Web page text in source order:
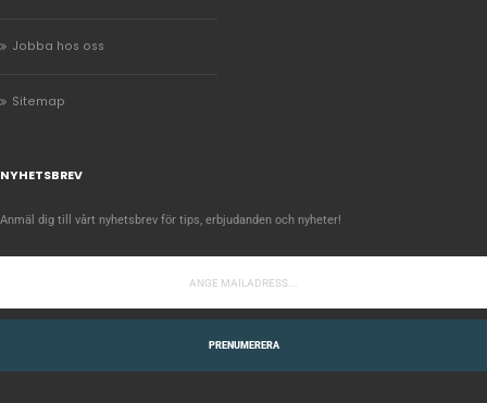
Jobba hos oss
Sitemap
NYHETSBREV
Anmäl dig till vårt nyhetsbrev för tips, erbjudanden och nyheter!
PRENUMERERA